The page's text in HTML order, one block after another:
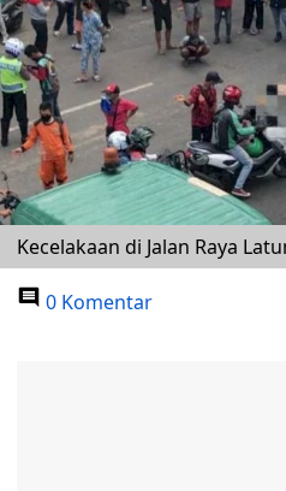
Kecelakaan di Jalan Raya
0 Komentar